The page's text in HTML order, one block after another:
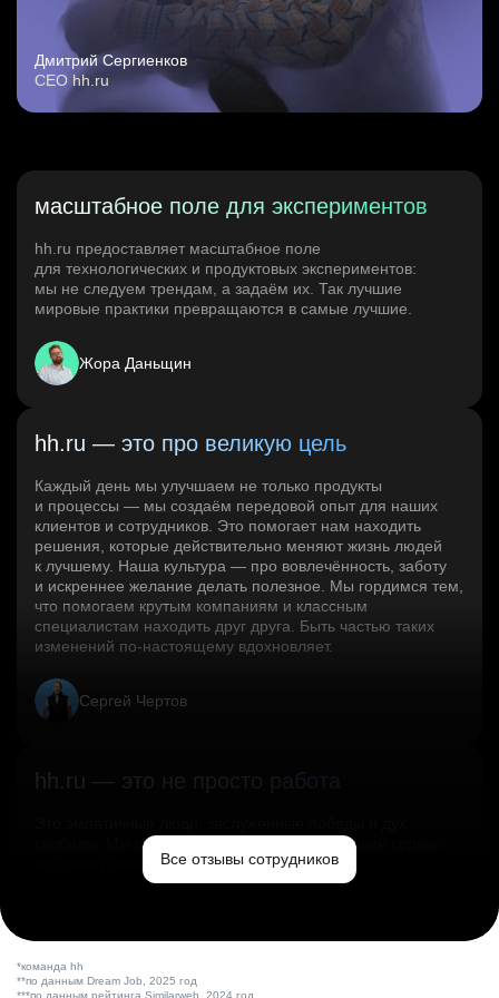
Дмитрий Сергиенков
CEO hh.ru
масштабное поле для экспериментов
hh.ru предоставляет масштабное поле
для технологических и продуктовых экспериментов:
мы не следуем трендам, а задаём их. Так лучшие
мировые практики превращаются в самые лучшие.
Жора Даньщин
hh.ru — это про великую цель
Каждый день мы улучшаем не только продукты
и процессы — мы создаём передовой опыт для наших
клиентов и сотрудников. Это помогает нам находить
решения, которые действительно меняют жизнь людей
к лучшему. Наша культура — про вовлечённость, заботу
и искреннее желание делать полезное. Мы гордимся тем,
что помогаем крутым компаниям и классным
специалистам находить друг друга. Быть частью таких
изменений по‑настоящему вдохновляет.
Сергей Чертов
hh.ru — это не просто работа
свободы. Мы помогаем миру и создаём лучший сервис
по поиску работы в стране.Все отзывы сотрудников
*команда hh
**по данным Dream Job, 2025 год
***по данным рейтинга Similarweb, 2024 год